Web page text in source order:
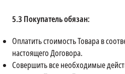
5.3 Покупатель обязан:
Оплатить стоимость Товара в
настоящего Договора.
Совершить все необходимые